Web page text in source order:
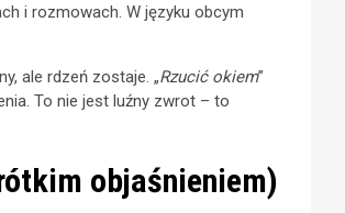
i rozmowach. W języku obcym
ale rdzeń zostaje. „Rzucić okiem”
To nie jest luźny zwrot – to
objaśnieniem)